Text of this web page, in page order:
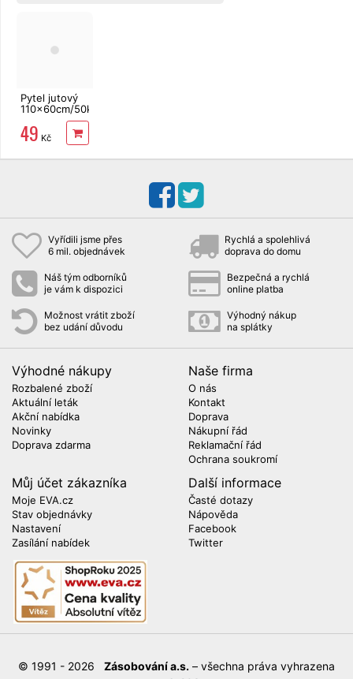
Pytel jutový
110x60cm/50kg
se šňůrou
49 Kč
Vyřídili jsme přes
6 mil. objednávek
Rychlá a spolehlivá
doprava do domu
Náš tým odborníků
je vám k dispozici
Bezpečná a rychlá
online platba
Možnost vrátit zboží
bez udání důvodu
Výhodný nákup
na splátky
Výhodné nákupy
Rozbalené zboží
Aktuální leták
Akční nabídka
Novinky
Doprava zdarma
Naše firma
O nás
Kontakt
Doprava
Nákupní řád
Reklamační řád
Ochrana soukromí
Můj účet zákazníka
Moje EVA.cz
Stav objednávky
Nastavení
Zasílání nabídek
Další informace
Časté dotazy
Nápověda
Facebook
Twitter
© 1991 - 2026 Zásobování a.s. – všechna práva vyhrazena